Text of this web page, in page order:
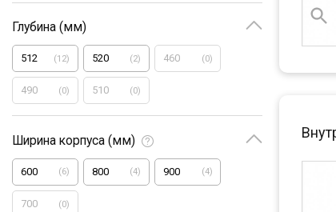
Глубина (мм)
512 (12) 520 (2) 460 (0)
490 (0) 510 (0)
Ширина корпуса (мм)
600 (6) 800 (4) 900 (4)
700 (0)